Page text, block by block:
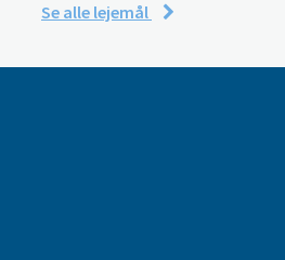
Se alle lejemål